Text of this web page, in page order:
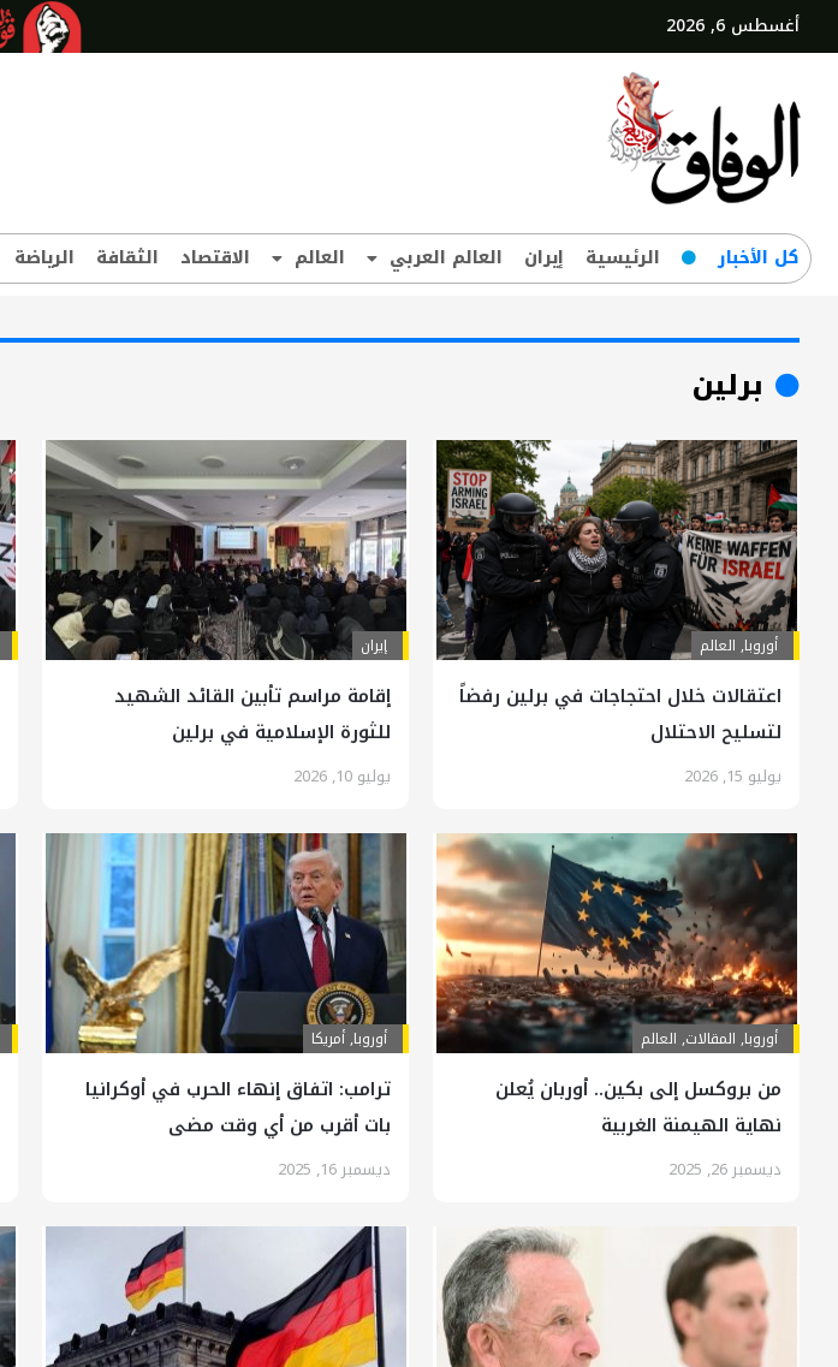
أغسطس 6, 2026
کل‌ الأخبار الرئيسية إيران العالم العربي العالم الاقتصاد الثقافة الرياضة
برلين
أوروبا, العالم
اعتقالات خلال احتجاجات في برلين رفضاً
لتسليح الاحتلال
يوليو 15, 2026
إيران
إقامة مراسم تأبين القائد الشهيد
للثورة الإسلامية في برلين
يوليو 10, 2026
أوروبا, المقالات, العالم
من بروكسل إلى بكين.. أوربان يُعلن
نهاية الهيمنة الغربية
ديسمبر 26, 2025
أوروبا,أمريكا
ترامب: اتفاق إنهاء الحرب في أوكرانيا
بات أقرب من أي وقت مضى
ديسمبر 16, 2025